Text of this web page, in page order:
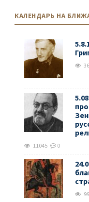
КАЛЕНДАРЬ НА
11045 0